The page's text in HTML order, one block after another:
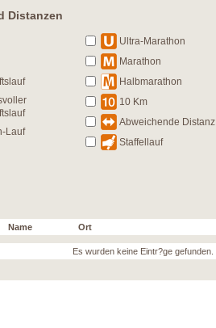
Distanzen
Lauf
Ultra-Marathon
Marathon
Halbmarathon
10 Km
Abweichende Distanz
Staffellauf
Name Ort
Es wurden keine Eintr?ge gefunden.